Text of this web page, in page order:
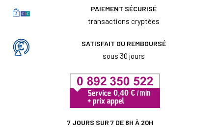
PAIEMENT SÉCURISÉ
transactions cryptées
SATISFAIT OU REMBOURSÉ
sous 30 jours
7 JOURS SUR 7 DE 8H À 20H